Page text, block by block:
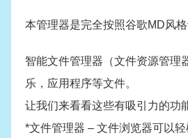
本管理器是完全按照谷歌MD风
智能文件管理器（文件资源管理
乐，应用程序等文件。
让我们来看看这些有吸引力的功
*文件管理器 – 文件浏览器可以